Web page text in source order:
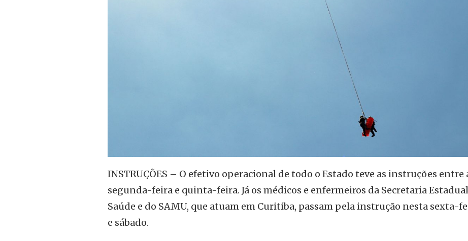
INSTRUÇÕES – O efetivo operacional de todo o Estado teve as instruções entre
segunda-feira e quinta-feira. Já os médicos e enfermeiros da Secretaria
Saúde e do SAMU, que atuam em Curitiba, passam pela instrução nesta sexta-
e sábado.